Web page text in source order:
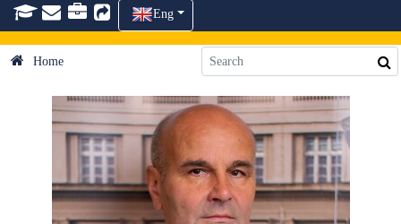
Eng
Home